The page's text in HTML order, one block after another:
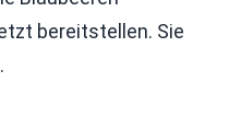
bereitstellen. Sie